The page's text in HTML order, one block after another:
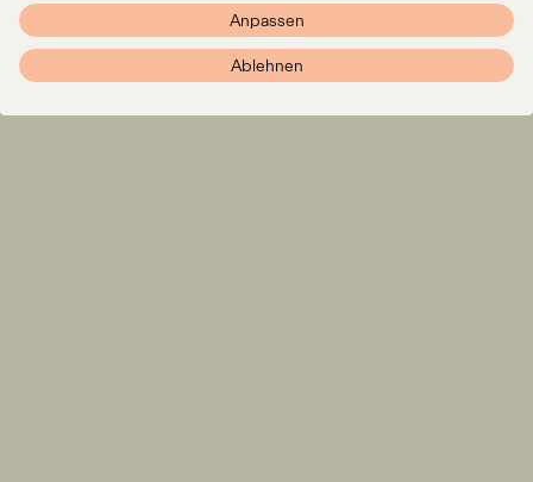
Datenschutzerklärung
Imprint
Anpassen
Ablehnen